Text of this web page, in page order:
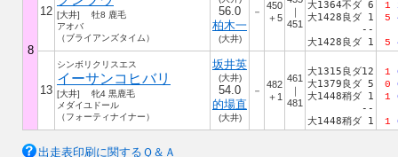
8
12 [大井] 牡8 鹿毛
アオバ
（ブライアンズタイム）
56.0
柏木一
(大井)
－
450
＋5
｜
451
大1364不ダ 6
大1428良ダ 1
--
大1428良ダ 1
1
5
5
13
シンボリクリスエス
イーサンコヒバリ
[大井] 牝4 黒鹿毛
メダイユドール
（フォーティナイナー）
坂井英
(大井)
54.0
的場直
(大井)
－
482
＋1
461
｜
481
大1315良ダ12
大1379良ダ 5
大1448稍ダ 1
--
大1448稍ダ 1
1
0
1
1
出走表印刷に関するＱ＆Ａ